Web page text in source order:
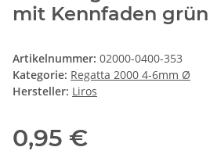
mit Kennfaden grün
Artikelnummer: 02000-0400-353
Kategorie: Regatta 2000 4-6mm Ø
Hersteller: Liros
0,95 €